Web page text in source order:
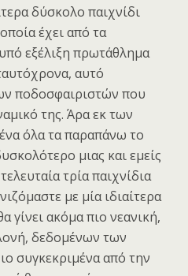
δύσκολο παιχνίδι
έχει από τα
εξέλιξη πρωτάθλημα
αυτό
ποδοσφαιριστών που
της. Άρα εκ των
όλα τα παραπάνω το
μιας και εμείς
τρία παιχνίδια
με μία ιδιαίτερα
γίνει ακόμα πιο νεανική,
δεδομένων των
συγκεκριμένα από την